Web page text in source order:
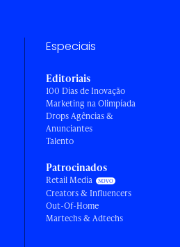
Especiais
Editoriais
100 Dias de Inovação
Marketing na Olimpíada
Drops Agências &
Anunciantes
Talento
Patrocinados
Retail Media
Creators & Influencers
Out-Of-Home
Martechs & Adtechs